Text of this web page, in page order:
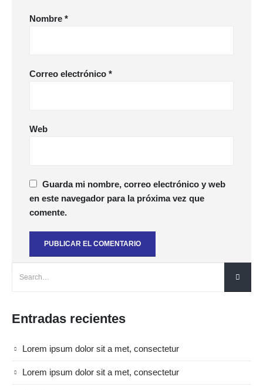
Nombre *
Correo electrónico *
Web
Guarda mi nombre, correo electrónico y web
en este navegador para la próxima vez que
comente.
Entradas recientes
Lorem ipsum dolor sit a met, consectetur
Lorem ipsum dolor sit a met, consectetur